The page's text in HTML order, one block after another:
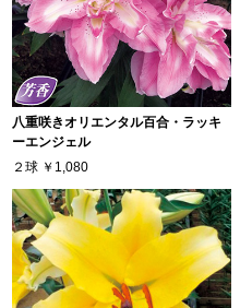
八重咲きオリエンタル百合・ラッキ
ーエンジェル
２球 ￥1,080